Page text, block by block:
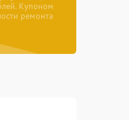
Купоном
ремонта